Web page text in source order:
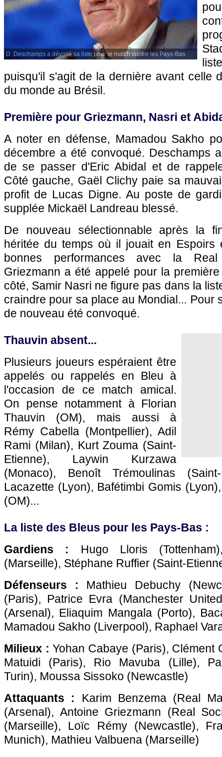
D. Deschamps a dévoilé sa liste pour le match contre les Pays-Bas
puisqu'il s'agit de la dernière avant celle
du monde au Brésil.
Première pour Griezmann, Nasri et
A noter en défense, Mamadou Sakho
décembre a été convoqué. Deschamps
de se passer d'Eric Abidal et de
Côté gauche, Gaël Clichy paie sa
profit de Lucas Digne. Au poste de
supplée Mickaël Landreau blessé.
De nouveau sélectionnable après la
héritée du temps où il jouait en
bonnes performances avec la Real
Griezmann a été appelé pour la
côté, Samir Nasri ne figure pas dans la
craindre pour sa place au Mondial... Pour
de nouveau été convoqué.
Thauvin absent...
Plusieurs joueurs espéraient être
appelés ou rappelés en Bleu à
l'occasion de ce match amical.
On pense notamment à Florian
Thauvin (OM), mais aussi à
Rémy Cabella (Montpellier), Adil
Rami (Milan), Kurt Zouma (Saint-
Etienne), Laywin Kurzawa
(Monaco), Benoît Trémoulinas (Saint-
Lacazette (Lyon), Bafétimbi Gomis (Lyon
(OM)...
La liste des Bleus pour les Pays-Bas :
Gardiens : Hugo Lloris
(Marseille), Stéphane Ruffier (Saint-
Défenseurs : Mathieu Debuchy
(Paris), Patrice Evra (Manchester
(Arsenal), Eliaquim Mangala (Porto),
Mamadou Sakho (Liverpool), Raphael
Milieux : Yohan Cabaye (Paris), Clément
Matuidi (Paris), Rio Mavuba (Lille),
Turin), Moussa Sissoko (Newcastle)
Attaquants : Karim Benzema (Real
(Arsenal), Antoine Griezmann (Real
(Marseille), Loïc Rémy (Newcastle),
Munich), Mathieu Valbuena (Marseille)